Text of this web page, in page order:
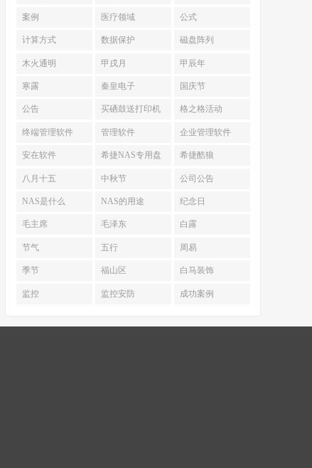
案例 医疗领域 公式
计算方式 数据保护 磁盘阵列
木火通明 甲戌月 甲辰年
寒露 秦皇电子 国庆节
公告 买硒鼓送打印机 格之格活动
终端管理软件 管理软件 企业管理软件
安在软件 希捷NAS专用盘 希捷酷狼
八月十五 中秋节 公司公告
NAS是什么 NAS的用途 纪念日
毛主席 毛泽东 白露
节气 五行 周易
季节 福山区 白马装饰
监控 监控安防 成功案例